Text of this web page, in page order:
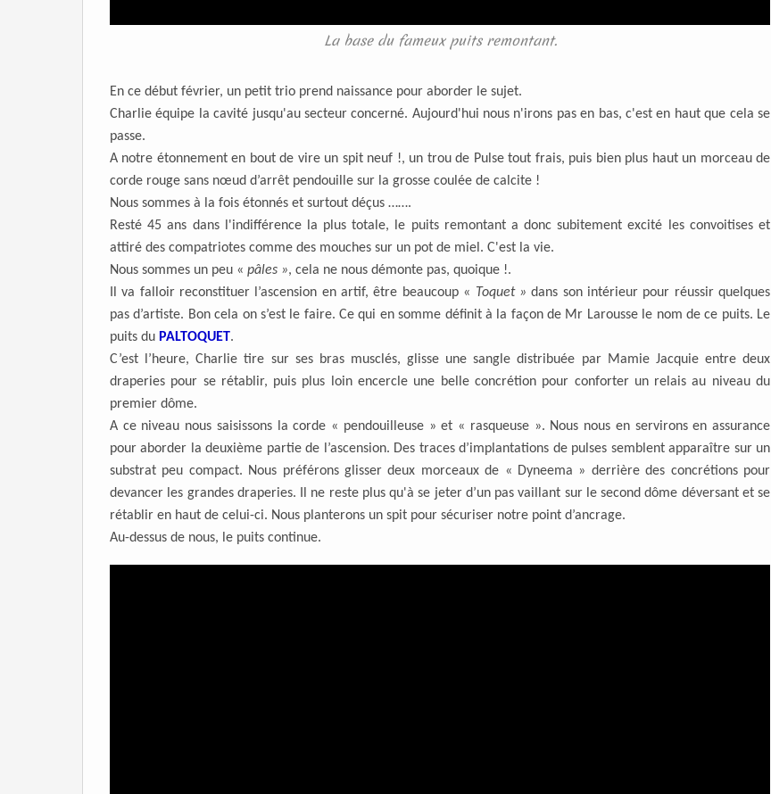
La base du fameux puits remontant.
En ce début février, un petit trio prend naissance pour aborder le sujet.
Charlie équipe la cavité jusqu'au secteur concerné. Aujourd'hui nous n'irons pas en bas, c'est en haut que cela se
passe.
A notre étonnement en bout de vire un spit neuf !, un trou de Pulse tout frais, puis bien plus haut un morceau de
corde rouge sans nœud d’arrêt pendouille sur la grosse coulée de calcite !
Nous sommes à la fois étonnés et surtout déçus …….
Resté 45 ans dans l'indifférence la plus totale, le puits remontant a donc subitement excité les convoitises et
attiré des compatriotes comme des mouches sur un pot de miel. C'est la vie.
Nous sommes un peu « pâles », cela ne nous démonte pas, quoique !.
Il va falloir reconstituer l’ascension en artif, être beaucoup « Toquet » dans son intérieur pour réussir quelques
pas d’artiste. Bon cela on s’est le faire. Ce qui en somme définit à la façon de Mr Larousse le nom de ce puits. Le
puits du PALTOQUET.
C’est l’heure, Charlie tire sur ses bras musclés, glisse une sangle distribuée par Mamie Jacquie entre deux
draperies pour se rétablir, puis plus loin encercle une belle concrétion pour conforter un relais au niveau du
premier dôme.
A ce niveau nous saisissons la corde « pendouilleuse » et « rasqueuse ». Nous nous en servirons en assurance
pour aborder la deuxième partie de l’ascension. Des traces d’implantations de pulses semblent apparaître sur un
substrat peu compact. Nous préférons glisser deux morceaux de « Dyneema » derrière des concrétions pour
devancer les grandes draperies. Il ne reste plus qu'à se jeter d’un pas vaillant sur le second dôme déversant et se
rétablir en haut de celui-ci. Nous planterons un spit pour sécuriser notre point d’ancrage.
Au-dessus de nous, le puits continue.